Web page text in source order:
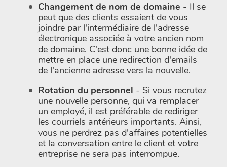
Changement de nom de domaine - Il se
peut que des clients essaient de vous
joindre par l'intermédiaire de l'adresse
électronique associée à votre ancien nom
de domaine. C'est donc une bonne idée de
mettre en place une redirection d'emails
de l'ancienne adresse vers la nouvelle.
Rotation du personnel - Si vous recrutez
une nouvelle personne, qui va remplacer
un employé, il est préférable de rediriger
les courriels antérieurs importants. Ainsi,
vous ne perdrez pas d'affaires potentielles
et la conversation entre le client et votre
entreprise ne sera pas interrompue.